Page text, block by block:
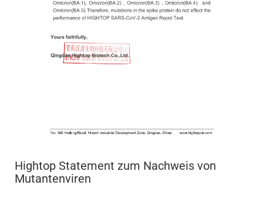
Hightop Statement zum Nachweis von
Mutantenviren